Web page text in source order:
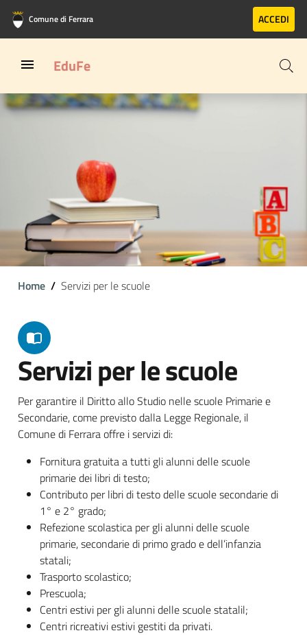
Vai al contenuto principale
Vai al footer
Comune di Ferrara ACCEDI
EduFe
Home Servizi per le scuole
Servizi per le scuole
Per garantire il Diritto allo Studio nelle scuole Primarie e
Secondarie, come previsto dalla Legge Regionale, il
Comune di Ferrara offre i servizi di:
Fornitura gratuita a tutti gli alunni delle scuole
primarie dei libri di testo;
Contributo per libri di testo delle scuole secondarie di
1° e 2° grado;
Refezione scolastica per gli alunni delle scuole
primarie, secondarie di primo grado e dell’infanzia
statali;
Trasporto scolastico;
Prescuola;
Centri estivi per gli alunni delle scuole statalil;
Centri ricreativi estivi gestiti da privati.